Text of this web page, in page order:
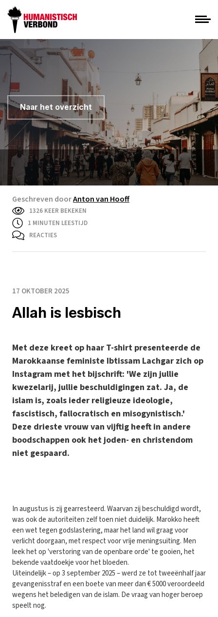
Naar het overzicht
Geschreven doorAnton van Hooff
1326 KEER BEKEKEN
1 MINUTEN LEESTIJD
REACTIES
17 OKTOBER 2025
Allah is lesbisch
Met deze kreet op haar T-shirt presenteerde de
Marokkaanse feministe Ibtissam Lachgar zich op
Instagram met het bijschrift: 'We zijn jullie
kwezelarij, jullie beschuldigingen zat. Ja, de
islam is, zoals ieder religieuze ideologie,
fascistisch, fallocratisch en misogynistisch.'
Deze drieste vrouw van vijftig heeft in andere
boodschappen ook het joden- en christendom
niet gespaard.
In augustus is zij gearresteerd. Waarvan zij beschuldigd wordt,
was ook de autoriteiten zelf toen niet duidelijk. Marokko heeft
een wet tegen godslastering, maar het land wil graag voor
verlicht doorgaan, met respect voor vrije meningsuiting. Men
leek het op 'verstoring van de openbare orde' te gooien, het
bekende vaatdoekje voor het bloeden.
Uiteindelijk – op 3 september 2025 – werd ze tot tweeënhalf jaar
gevangenisstraf en een boete van meer dan € 5000 veroordeeld
wegens het beledigen van de islam. De vraag van hoger beroep
speelt nog.